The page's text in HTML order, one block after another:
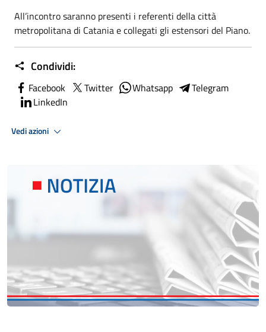
All’incontro saranno presenti i referenti della città
metropolitana di Catania e collegati gli estensori del Piano.
Condividi:
Facebook Twitter Whatsapp
Telegram
LinkedIn
Vedi azioni